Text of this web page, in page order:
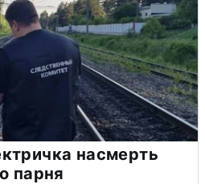
насмерть
парня